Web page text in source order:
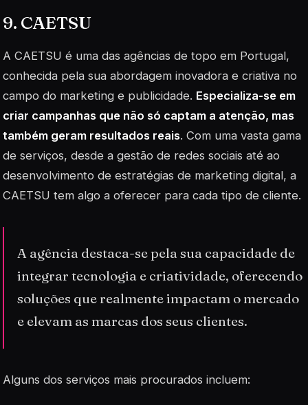
9. CAETSU
A CAETSU é uma das agências de topo em Portugal,
conhecida pela sua abordagem inovadora e criativa no
campo do marketing e publicidade. Especializa-se em
criar campanhas que não só captam a atenção, mas
também geram resultados reais. Com uma vasta gama
de serviços, desde a gestão de redes sociais até ao
desenvolvimento de estratégias de marketing digital, a
CAETSU tem algo a oferecer para cada tipo de cliente.
A agência destaca-se pela sua capacidade de
integrar tecnologia e criatividade, oferecendo
soluções que realmente impactam o mercado
e elevam as marcas dos seus clientes.
Alguns dos serviços mais procurados incluem: